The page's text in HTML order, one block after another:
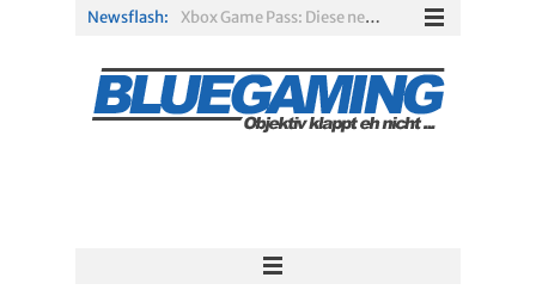
Newsflash:
Xbox Game Pass: Diese neuen Spiele erscheinen im August 2026
Gamescom 2026: Sony fehlt zum siebten Mal in Folge
PS5-Disc vor dem Aus: Warum der Fan-Protest gegen Sony ins Leere läuft
Solarpunk im Test: Entspannter Aufbau über den Wolken